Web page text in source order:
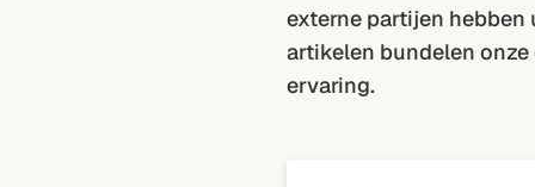
externe partijen hebben
artikelen bundelen
ervaring.